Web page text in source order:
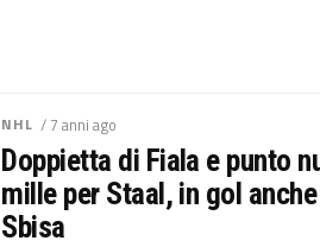
NHL / 7 anni ago
Doppietta di Fiala e punto
mille per Staal, in gol
Sbisa